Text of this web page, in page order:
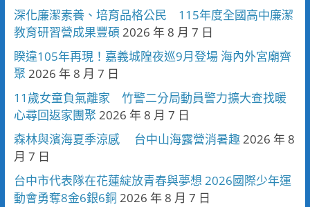
深化廉潔素養、培育品格公民 115年度全國高中廉潔
教育研習營成果豐碩 2026 年 8 月 7 日
睽違105年再現！嘉義城隍夜巡9月登場 海內外宮廟齊
聚 2026 年 8 月 7 日
11歲女童負氣離家 竹警二分局動員警力擴大查找暖
心尋回返家團聚 2026 年 8 月 7 日
森林與濱海夏季涼感 台中山海露營消暑趣2026 年 8
月 7 日
台中市代表隊在花蓮綻放青春與夢想 2026國際少年運
動會勇奪8金6銀6銅 2026 年 8 月 7 日